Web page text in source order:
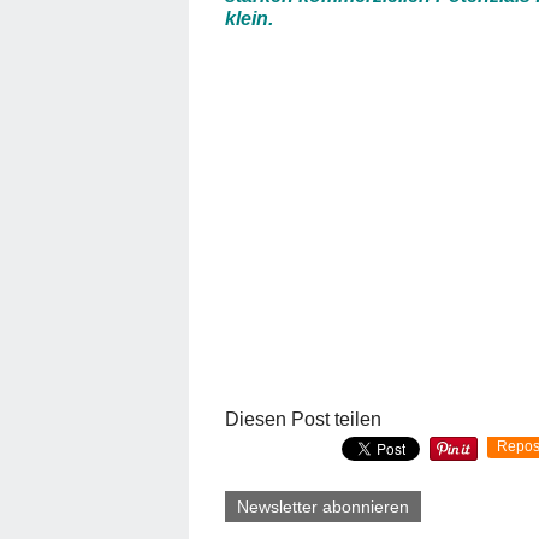
klein.
Diesen Post teilen
Newsletter abonnieren